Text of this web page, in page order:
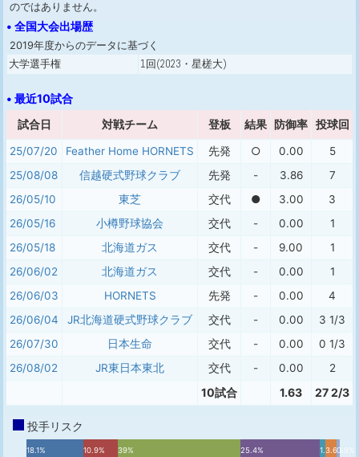
のではありません。
• 全国大会出場歴
2019年度からのデータに基づく
大学選手権 1回(2023・星槎大)
• 最近10試合
試合日 対戦チーム 登板 結果 防御率 投球回
25/07/20 Feather Home HORNETS 先発 ○ 0.00
5
25/08/08
信越硬式野球クラブ 先発 - 3.86 7
26/05/10
東芝 交代 ● 3.00
3
26/05/16
小樽野球協会 交代 - 0.00
1
26/05/18
北海道ガス 交代 - 9.00
1
26/06/02
北海道ガス 交代 - 0.00
1
26/06/03
HORNETS 先発 - 0.00
4
26/06/04
JR北海道硬式野球クラブ 交代 - 0.00
3 1/3
26/07/30
日本生命 交代 - 0.00
0 1/3
26/08/02
JR東日本東北 交代 - 0.00 2
10試合 1.63 27 2/3
投手リスク
18.1% 10.9% 39% 25.4% 1.8%
3.6%0.9%